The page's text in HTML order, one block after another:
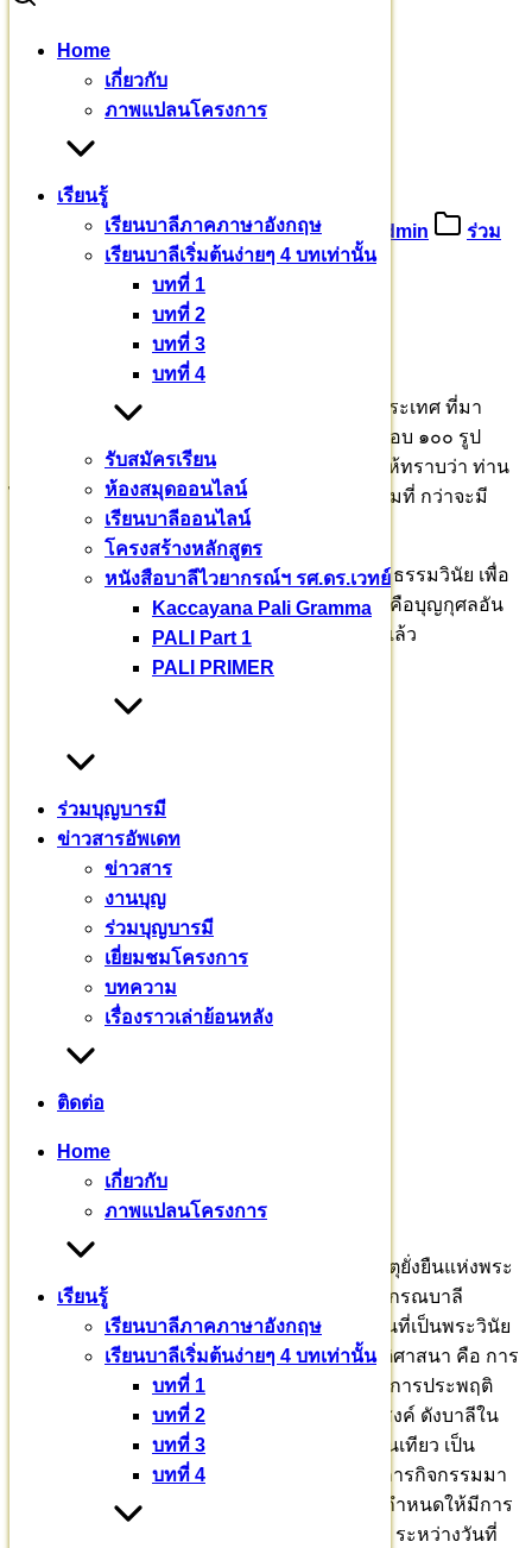
Home
เกี่ยวกับ
ภาพแปลนโครงการ
เรียนรู้
เรียนบาลีภาคภาษาอังกฤษ
เรียนบาลีเริ่มต้นง่ายๆ 4 บทเท่านั้น
บทที่ 1
บทที่ 2
บทที่ 3
บทที่ 4
รับสมัครเรียน
ห้องสมุดออนไลน์
เรียนบาลีออนไลน์
โครงสร้างหลักสูตร
หนังสือบาลีไวยากรณ์ฯ รศ.ดร.เวทย์
Kaccayana Pali Gramma
PALI Part 1
PALI PRIMER
ร่วมบุญบารมี
ข่าวสารอัพเดท
ข่าวสาร
งานบุญ
ร่วมบุญบารมี
เยี่ยมชมโครงการ
บทความ
เรื่องราวเล่าย้อนหลัง
ติดต่อ
Home
เกี่ยวกับ
ภาพแปลนโครงการ
เรียนรู้
เรียนบาลีภาคภาษาอังกฤษ
เรียนบาลีเริ่มต้นง่ายๆ 4 บทเท่านั้น
บทที่ 1
บทที่ 2
บทที่ 3
บทที่ 4
Search
ขออนุโมทนาบุญ ดร.ศิริพรรณ
ขออนุโมทนาบุญ ดร.ศิริพรรณ
26 มกราคม 256727 มกราคม 2024 admin
ร่วม
ชื่อว่า “ให้ทุกอย่าง”
พระสงฆ์สามเณร ๑๙๗ รูป จาก ๒๙ จังหวัดทั่วประเทศ ที่มา
ประชุม ล้วนเป็นผู้ใฝ่การศึกษาพระธรรมวินัย เกือบ ๑๐๐ รูป
สมัครสอบสวดทรงจำพระปาฏิโมกข์ นั่นแสดงให้ทราบว่า ท่าน
ได้ใช้ศรัทธา วิริยะ สติ สมาธิ ปัญญา มาอย่างเต็มที่ กว่าจะมี
ความสามารถทรงจำบทพระบาลีไว้ได้
กิจกรรมตลอด ๗ วัน ๗ คืน เป็นกิจกรรมเพื่อพระธรรมวินัย เพื่อ
ยกย่องเชิดชูพระสงฆ์ผู้พากเพียรเรียนพระไตร นี่คือบุญกุศลอัน
ยิ่งใหญ่ มิใช่จะเกิดขึ้นได้ง่าย ๆ บุญเช่นนี้ มาถึงแล้ว
บุญพระปริยัติศาสนา
พระวินัย การบัญญัติสิกขาบท ปาติโมกข์ เป็นเหตุยั่งยืนแห่งพระ
สัทธรรม เป็นอายุพระพุทธศาสนา มหาวชิราลงกรณบาลี
เถรวาทราชวิทยาลัย ได้นำบาลีพระไตรปิฎกส่วนที่เป็นพระวินัย
สิกขาบทบัญญัติพระปาติโมกข์ เข้าสู่ระบบปริยัติศาสนา คือ การ
ศึกษาเล่าเรียน ทรงจำ กล่าวบอก รวมทั้งนำไปสู่การประพฤติ
ตามสิกขาบทบัญญัติอย่างถูกต้องตามพุทธประสงค์ ดังบาลีใน
สัททนีติว่า ปริยตฺติเยว สาสนสฺส มูลํ พระปริยัตินั่นเทียว เป็น
รากฐานอันมั่นคงแห่งพระศาสนา ดำเนินโครงการกิจกรรมมา
อย่างต่อเนื่อง ตั้งแต่เข้าพรรษากาล ๒๕๖๖ และกำหนดให้มีการ
สัมมนาพระวินัยปิฎก สอบทรงจำพระปาฏิโมกข์ ระหว่างวันที่